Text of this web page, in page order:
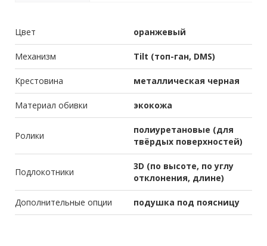
Цвет оранжевый
Механизм Tilt (топ-ган, DMS)
Крестовина металлическая черная
Материал обивки экокожа
Ролики
полиуретановые (для
твёрдых поверхностей)
Подлокотники
3D (по высоте, по углу
отклонения, длине)
Дополнительные опции подушка под поясницу